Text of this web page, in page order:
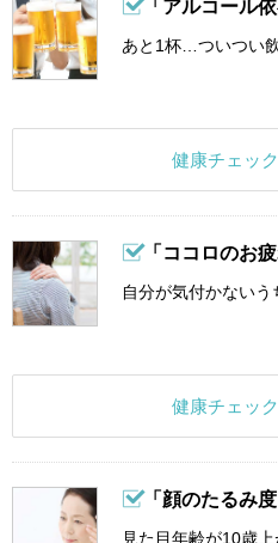
「アルコール
あと1杯…ついつい
健康チェッ
「ココロのお
自分が気付かない
健康チェッ
「顔のたるみ
見た目年齢が10歳